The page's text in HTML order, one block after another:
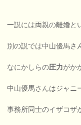
一説には両親の離婚と
別の説では中山優馬さ
なにかしらの圧力がか
中山優馬さんはジャニ
事務所同士のイザコザ